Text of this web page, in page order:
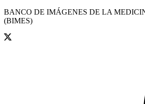
BANCO DE IMÁGENES DE LA
(BIMES)